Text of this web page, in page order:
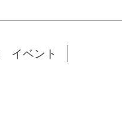
イベント